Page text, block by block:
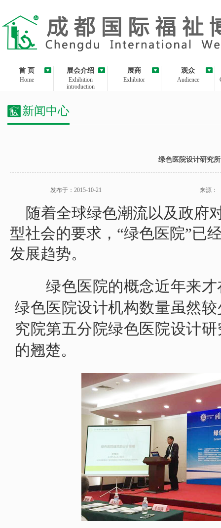
首 页
Home
展会介绍
Exhibition
introduction
展商
Exhibitor
观众
Audience
新闻中心
绿色医院设计研究
发布于：2015-10-21 来源：
随着全球绿色潮流以及政府
型社会的要求，“绿色医院”已
发展趋势。
绿色医院的概念近年来才
绿色医院设计机构数量虽然
究院第五分院绿色医院设计
的翘楚。